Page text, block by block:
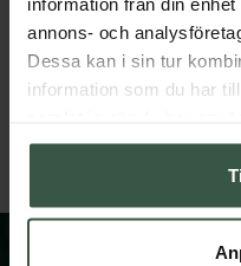
annons- och
Dessa kan i sin tur
information som du har
398 kr 498 kr
LÄGG I VARUKORGEN